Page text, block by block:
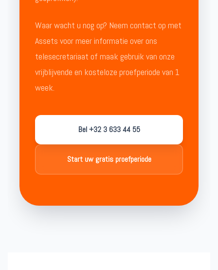
Waar wacht u nog op? Neem contact op met
Assets voor meer informatie over ons
telesecretariaat of maak gebruik van onze
vrijblijvende en kosteloze proefperiode van 1
week.
Bel +32 3 633 44 55
Start uw gratis proefperiode